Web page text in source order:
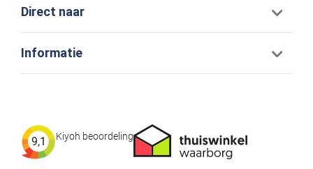
Direct naar
Informatie
9,1 Kiyoh beoordeling